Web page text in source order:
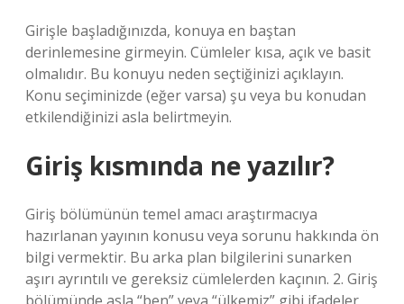
Girişle başladığınızda, konuya en baştan
derinlemesine girmeyin. Cümleler kısa, açık ve basit
olmalıdır. Bu konuyu neden seçtiğinizi açıklayın.
Konu seçiminizde (eğer varsa) şu veya bu konudan
etkilendiğinizi asla belirtmeyin.
Giriş kısmında ne yazılır?
Giriş bölümünün temel amacı araştırmacıya
hazırlanan yayının konusu veya sorunu hakkında ön
bilgi vermektir. Bu arka plan bilgilerini sunarken
aşırı ayrıntılı ve gereksiz cümlelerden kaçının. 2. Giriş